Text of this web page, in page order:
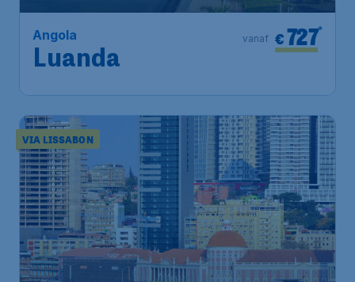
Angola
Luanda
€727*
vanaf
VIA LISSABON